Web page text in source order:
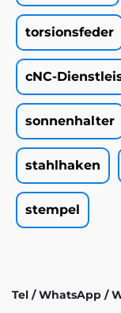
torsionsfeder
cNC-
sonnenhalter
stahlhaken
stempel
Tel / WhatsApp /